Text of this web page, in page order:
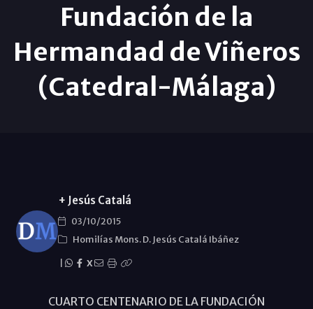
Fundación de la
Hermandad de Viñeros
(Catedral-Málaga)
+ Jesús Catalá
03/10/2015
Homilías Mons. D. Jesús Catalá Ibáñez
X
CUARTO CENTENARIO DE LA FUNDACIÓN